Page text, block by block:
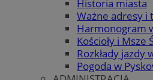
Historia miasta
Ważne adresy i
Harmonogram
Kościoły i Msze
Rozkłady jazdy
Pogoda w